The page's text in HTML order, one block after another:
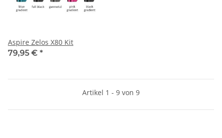
Aspire Zelos X80 Kit
79,95 € *
Artikel 1 - 9 von 9